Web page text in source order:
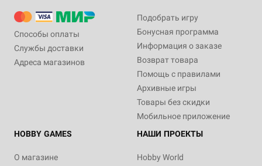
Способы оплаты
Службы доставки
Адреса магазинов
Подобрать игру
Бонусная программа
Информация о заказе
Возврат товара
Помощь с правилами
Архивные игры
Товары без скидки
Мобильное приложение
HOBBY GAMES
О магазине
НАШИ ПРОЕКТЫ
Hobby World